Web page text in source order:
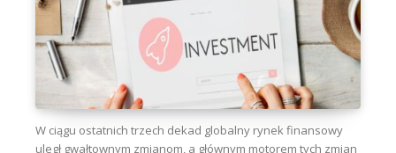
W ciągu ostatnich trzech dekad globalny rynek finansowy
uległ gwałtownym zmianom, a głównym motorem tych zmian